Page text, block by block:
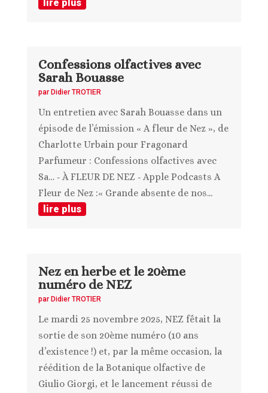
lire plus
Confessions olfactives avec
Sarah Bouasse
par Didier TROTIER
Un entretien avec Sarah Bouasse dans un
épisode de l’émission « A fleur de Nez », de
Charlotte Urbain pour Fragonard
Parfumeur : Confessions olfactives avec
Sa… ‑ À FLEUR DE NEZ ‑ Apple Podcasts A
Fleur de Nez :« Grande absente de nos...
lire plus
Nez en herbe et le 20ème
numéro de NEZ
par Didier TROTIER
Le mardi 25 novembre 2025, NEZ fêtait la
sortie de son 20ème numéro (10 ans
d’existence !) et, par la même occasion, la
réédition de la Botanique olfactive de
Giulio Giorgi, et le lancement réussi de